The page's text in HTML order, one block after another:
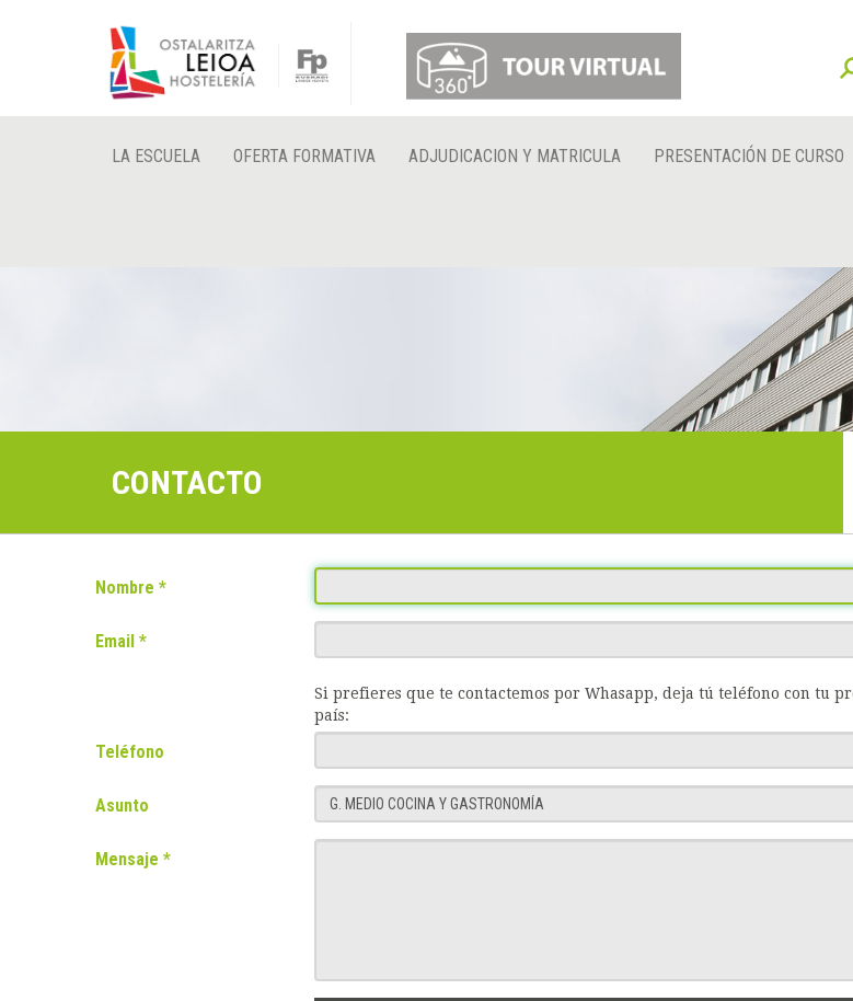
LA ESCUELA OFERTA FORMATIVA ADJUDICACION Y MATRICULA PRESENTACIÓN DE CURSO
CONTACTO
Nombre
Email
Si prefieres que te contactemos por Whasapp, deja tú teléfono con tu
país:
Teléfono
Asunto
Mensaje